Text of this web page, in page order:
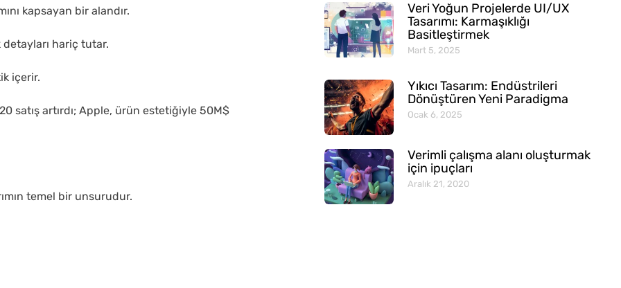
kapsayan bir alandır.
detayları hariç tutar.
içerir.
satış artırdı; Apple, ürün estetiğiyle 50M$
temel bir unsurudur.
Veri Yoğun Projelerde UI/UX
Tasarımı: Karmaşıklığı
Basitleştirmek
Mart 5, 2025
Yıkıcı Tasarım: Endüstrileri
Dönüştüren Yeni Paradigma
Ocak 6, 2025
Verimli çalışma alanı oluşturmak
için ipuçları
Aralık 21, 2020